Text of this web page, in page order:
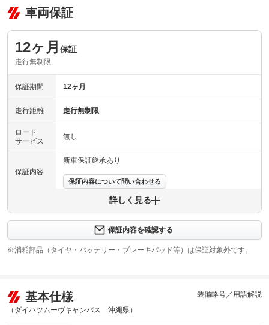
車両保証
12ヶ月 保証
走行無制限
保証期間 12ヶ月
走行距離 走行無制限
ロード
サービス
無し
保証内容
新車保証継承あり
保証内容について問い合わせる
上限金額
保証修理
受付先
-
詳しく見る
保証内容を確認する
※消耗部品（タイヤ・バッテリー・ブレーキパッド等）は保証対象外です。
基本仕様
（ダイハツムーヴキャンバス 沖縄県）
装備略号／用語解説